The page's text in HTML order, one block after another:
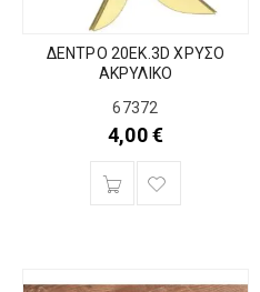
ΔΕΝΤΡΟ 20ΕΚ.3D ΧΡΥΣΟ
ΑΚΡΥΛΙΚΟ
67372
4,00€